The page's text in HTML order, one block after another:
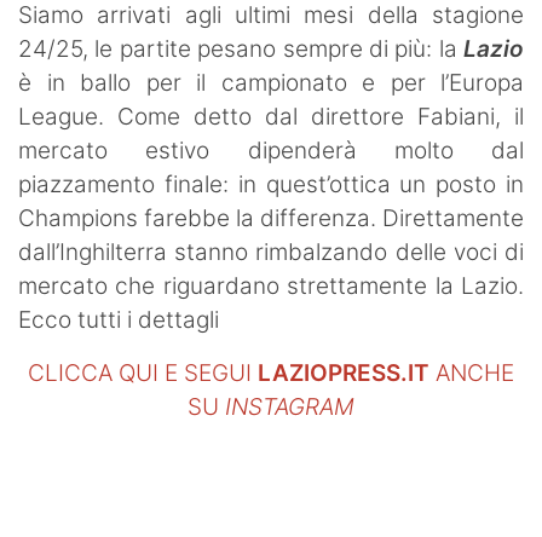
Siamo arrivati agli ultimi mesi della stagione
24/25, le partite pesano sempre di più: la Lazio
è in ballo per il campionato e per l’Europa
League. Come detto dal direttore Fabiani, il
mercato estivo dipenderà molto dal
piazzamento finale: in quest’ottica un posto in
Champions farebbe la differenza. Direttamente
dall’Inghilterra stanno rimbalzando delle voci di
mercato che riguardano strettamente la Lazio.
Ecco tutti i dettagli
CLICCA QUI E SEGUI LAZIOPRESS.IT ANCHE
SU INSTAGRAM